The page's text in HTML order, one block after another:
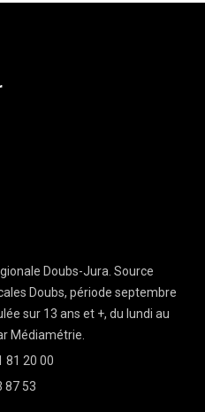
Doubs-Jura. Source
Doubs, période septembre
sur 13 ans et +, du lundi au
Médiamétrie.
81 20 00
87 53